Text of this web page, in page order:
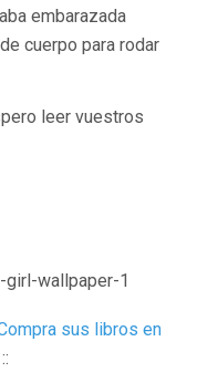
embarazada
cuerpo para rodar
leer vuestros
sus libros en